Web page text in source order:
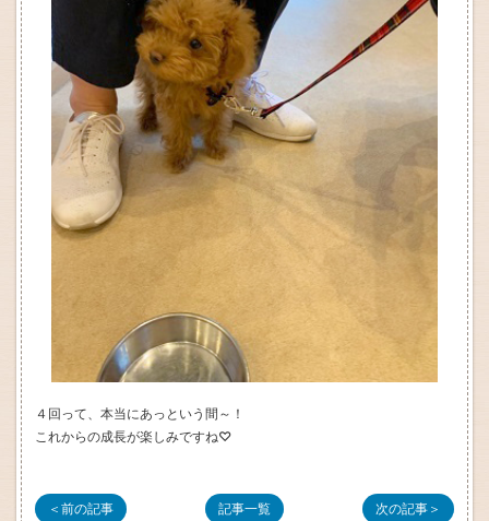
４回って、本当にあっという間～！
これからの成長が楽しみですね♡
＜前の記事 記事一覧 次の記事＞